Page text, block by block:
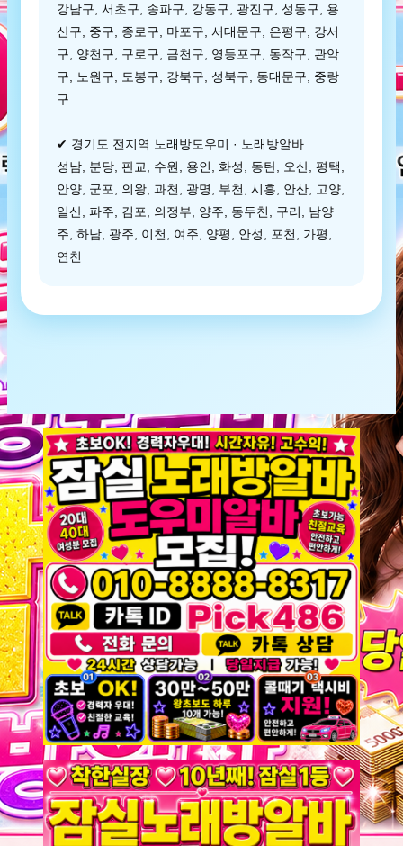
강남구, 서초구, 송파구, 강동구, 광진구, 성동구, 용
산구, 중구, 종로구, 마포구, 서대문구, 은평구, 강서
구, 양천구, 구로구, 금천구, 영등포구, 동작구, 관악
구, 노원구, 도봉구, 강북구, 성북구, 동대문구, 중랑
구
✔ 경기도 전지역 노래방도우미 · 노래방알바
성남, 분당, 판교, 수원, 용인, 화성, 동탄, 오산, 평택,
안양, 군포, 의왕, 과천, 광명, 부천, 시흥, 안산, 고양,
일산, 파주, 김포, 의정부, 양주, 동두천, 구리, 남양
주, 하남, 광주, 이천, 여주, 양평, 안성, 포천, 가평,
연천